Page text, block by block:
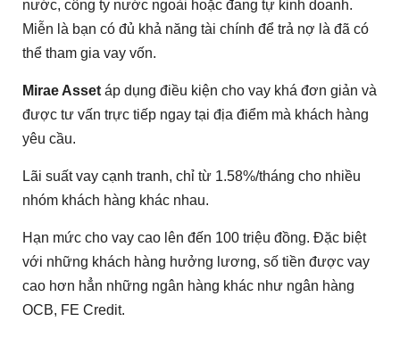
nước, công ty nước ngoài hoặc đang tự kinh doanh.
Miễn là bạn có đủ khả năng tài chính để trả nợ là đã có
thể tham gia vay vốn.
Mirae Asset áp dụng điều kiện cho vay khá đơn giản và
được tư vấn trực tiếp ngay tại địa điểm mà khách hàng
yêu cầu.
Lãi suất vay cạnh tranh, chỉ từ 1.58%/tháng cho nhiều
nhóm khách hàng khác nhau.
Hạn mức cho vay cao lên đến 100 triệu đồng. Đặc biệt
với những khách hàng hưởng lương, số tiền được vay
cao hơn hẳn những ngân hàng khác như ngân hàng
OCB, FE Credit.